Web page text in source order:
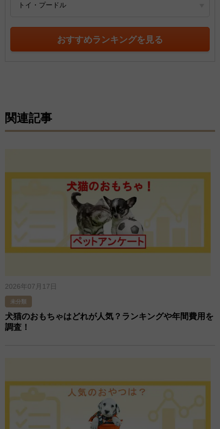
トイ・プードル
おすすめランキングを見る
関連記事
2026年07月17日
未分類
犬猫のおもちゃはどれが人気？ランキングや年間費用を
調査！